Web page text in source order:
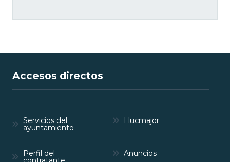
Accesos directos
Servicios del
ayuntamiento
Llucmajor
Perfil del Anuncios